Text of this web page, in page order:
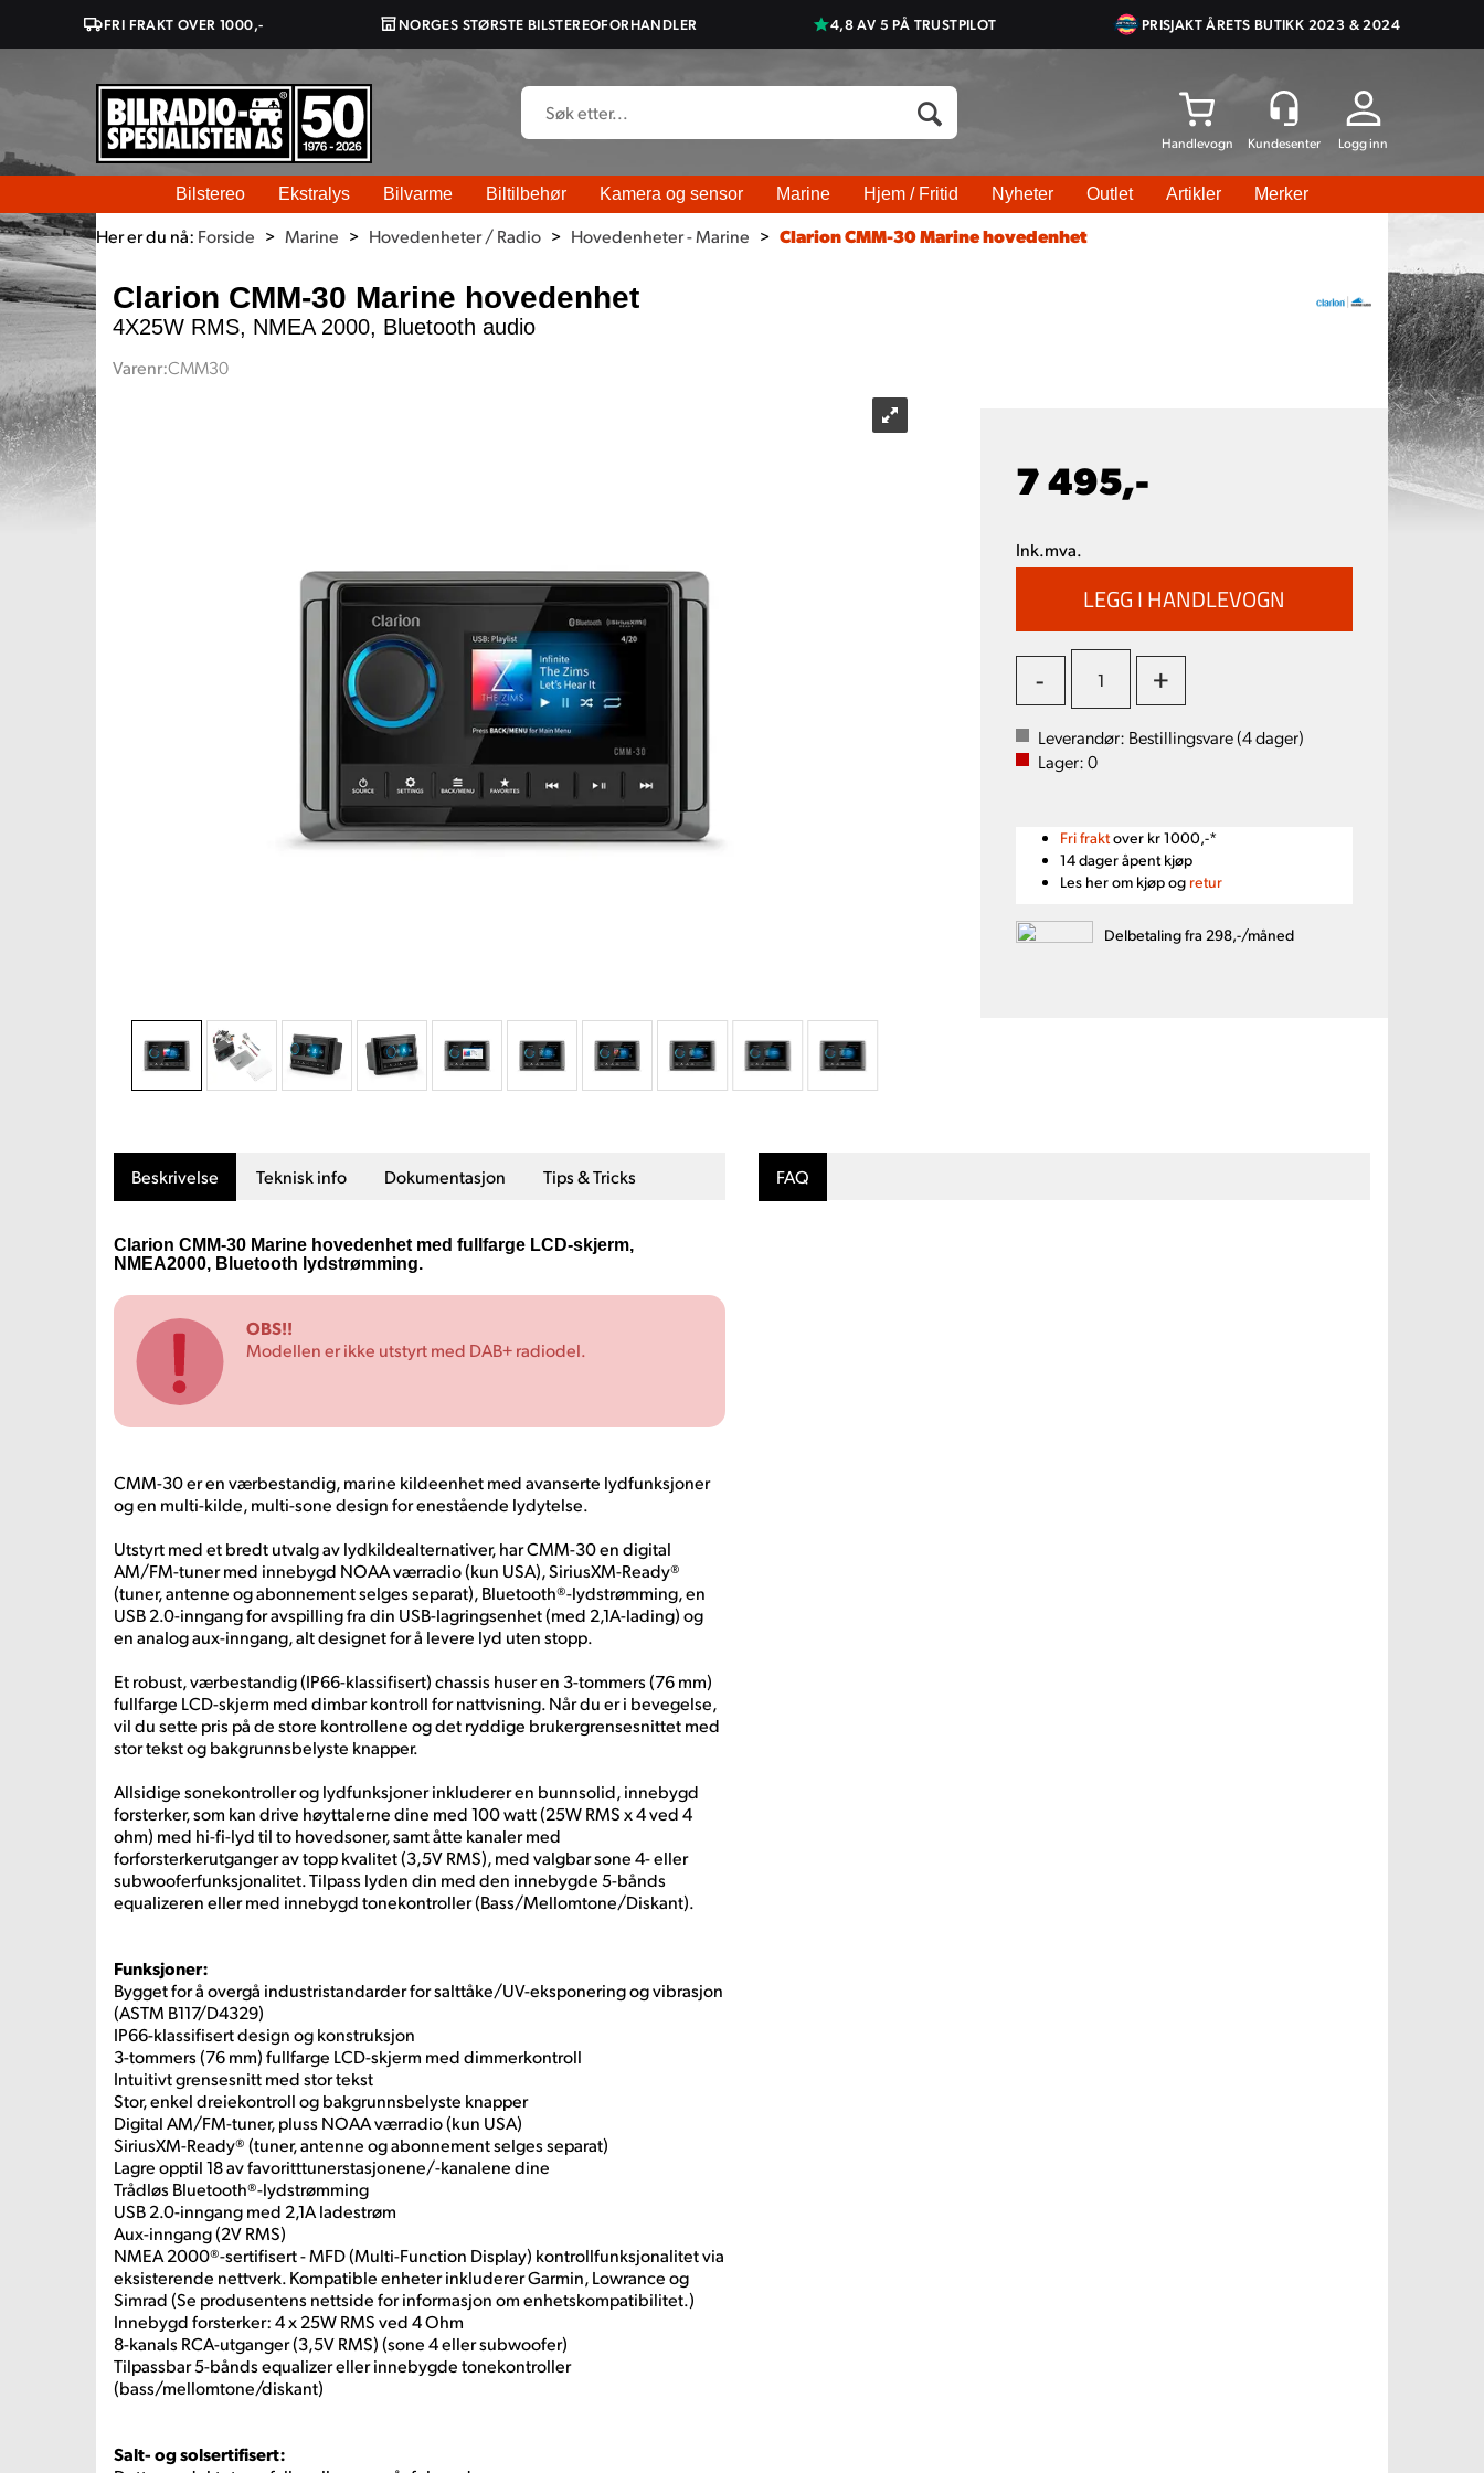
FRI FRAKT OVER 1000,- NORGES STØRSTE BILSTEREOFORHANDLER 4,8 AV 5 PÅ TRUSTPILOT PRISJAKT ÅRETS BUTIKK 2023 & 2024
Logg inn
Bilstereo Ekstralys Bilvarme Biltilbehør Kamera og sensor Marine Hjem / Fritid Nyheter Outlet Artikler Merker
Her er du nå: Forside > Marine > Hovedenheter / Radio > Hovedenheter - Marine > Clarion CMM-30 Marine hovedenhet
Clarion CMM-30 Marine hovedenhet
4X25W RMS, NMEA 2000, Bluetooth audio
Varenr:CMM30
7 495,-
Ink.mva.
- +
Leverandør: Bestillingsvare (4dager)
Lager:0
Fri fraktover kr 1000,-*
14 dager åpent kjøp
Les her om kjøp og retur
Delbetaling fra 298,-/måned
Beskrivelse Teknisk info Dokumentasjon Tips & Tricks
Clarion CMM-30 Marine hovedenhet med fullfarge LCD-skjerm,
NMEA2000, Bluetooth lydstrømming.
OBS!!
Modellen er ikke utstyrt med DAB+ radiodel.
CMM-30 er en værbestandig, marine kildeenhet med avanserte lydfunksjoner
og en multi-kilde, multi-sone design for enestående lydytelse.
Utstyrt med et bredt utvalg av lydkildealternativer, har CMM-30 en digital
AM/FM-tuner med innebygd NOAA værradio (kun USA), SiriusXM-Ready®
(tuner, antenne og abonnement selges separat), Bluetooth®-lydstrømming, en
USB 2.0-inngang for avspilling fra din USB-lagringsenhet (med 2,1A-lading) og
en analog aux-inngang, alt designet for å levere lyd uten stopp.
Et robust, værbestandig (IP66-klassifisert) chassis huser en 3-tommers (76 mm)
fullfarge LCD-skjerm med dimbar kontroll for nattvisning. Når du er i bevegelse,
vil du sette pris på de store kontrollene og det ryddige brukergrensesnittet med
stor tekst og bakgrunnsbelyste knapper.
Allsidige sonekontroller og lydfunksjoner inkluderer en bunnsolid, innebygd
forsterker, som kan drive høyttalerne dine med 100 watt (25W RMS x 4 ved 4
ohm) med hi-fi-lyd til to hovedsoner, samt åtte kanaler med
forforsterkerutganger av topp kvalitet (3,5V RMS), med valgbar sone 4- eller
subwooferfunksjonalitet. Tilpass lyden din med den innebygde 5-bånds
equalizeren eller med innebygd tonekontroller (Bass/Mellomtone/Diskant).
Funksjoner:
Bygget for å overgå industristandarder for salttåke/UV-eksponering og vibrasjon
(ASTM B117/D4329)
IP66-klassifisert design og konstruksjon
3-tommers (76 mm) fullfarge LCD-skjerm med dimmerkontroll
Intuitivt grensesnitt med stor tekst
Stor, enkel dreiekontroll og bakgrunnsbelyste knapper
Digital AM/FM-tuner, pluss NOAA værradio (kun USA)
SiriusXM-Ready® (tuner, antenne og abonnement selges separat)
Lagre opptil 18 av favoritttunerstasjonene/-kanalene dine
Trådløs Bluetooth®-lydstrømming
USB 2.0-inngang med 2,1A ladestrøm
Aux-inngang (2V RMS)
NMEA 2000®-sertifisert - MFD (Multi-Function Display) kontrollfunksjonalitet via
eksisterende nettverk. Kompatible enheter inkluderer Garmin, Lowrance og
Simrad (Se produsentens nettside for informasjon om enhetskompatibilitet.)
Innebygd forsterker: 4 x 25W RMS ved 4 Ohm
8-kanals RCA-utganger (3,5V RMS) (sone 4 eller subwoofer)
Tilpassbar 5-bånds equalizer eller innebygde tonekontroller
(bass/mellomtone/diskant)
Salt- og solsertifisert:
FAQ